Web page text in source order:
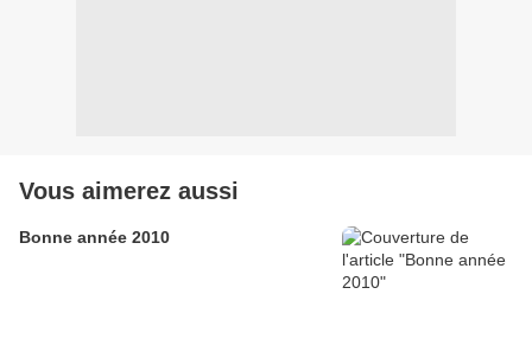
Vous aimerez aussi
Bonne année 2010